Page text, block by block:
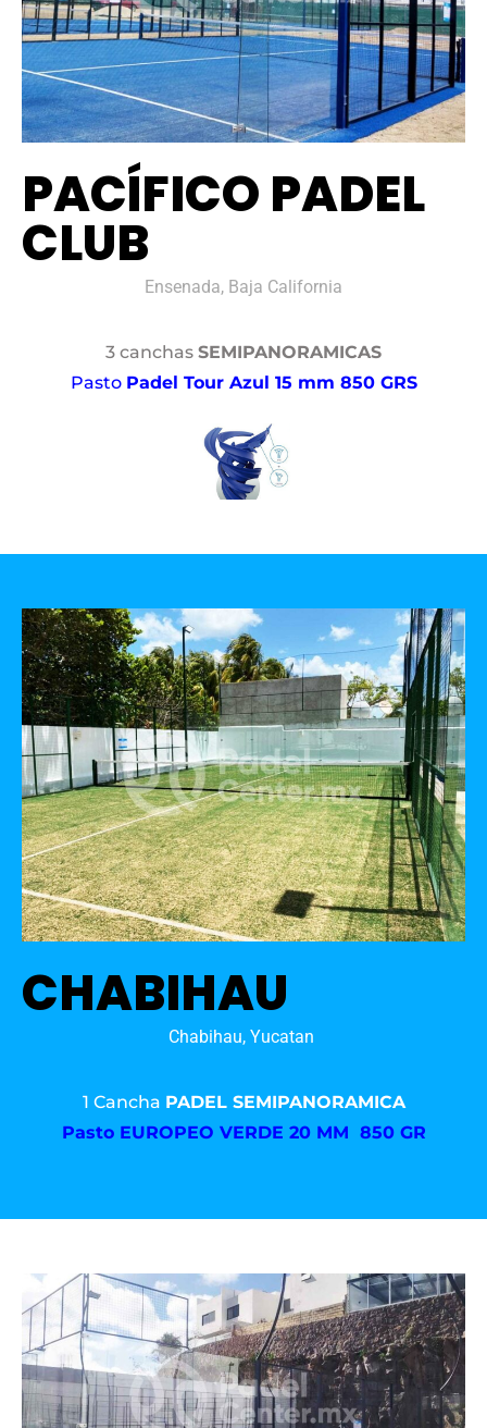
PACÍFICO PADEL
CLUB
Ensenada, Baja California
3 canchas SEMIPANORAMICAS
Pasto Padel Tour Azul 15 mm 850 GRS
CHABIHAU
Chabihau, Yucatan
1 Cancha PADEL SEMIPANORAMICA
Pasto EUROPEO VERDE 20 MM 850 GR